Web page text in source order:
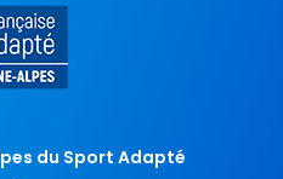
du Sport Adapté